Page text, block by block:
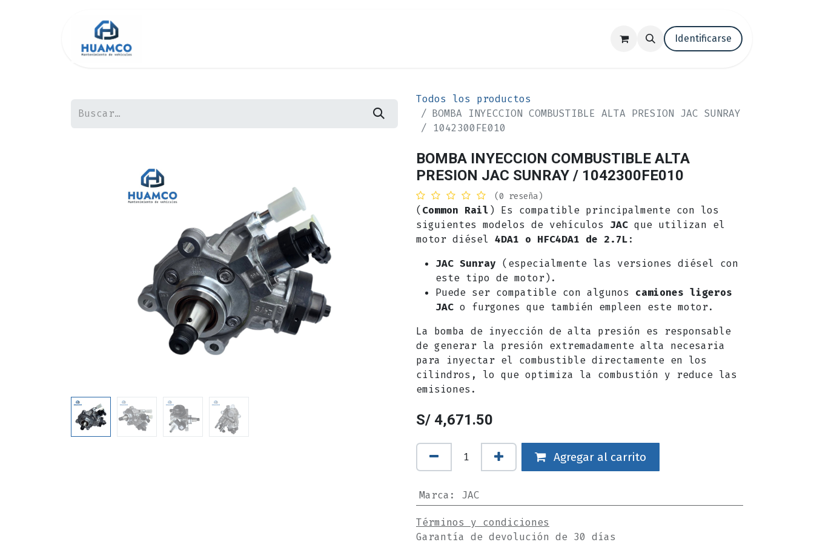
Trabaja con nosotros Blog
Identificarse
Todos los productos
BOMBA INYECCION COMBUSTIBLE ALTA PRESION JAC SUNRAY
/ 1042300FE010
BOMBA INYECCION COMBUSTIBLE ALTA
PRESION JAC SUNRAY / 1042300FE010
(0 reseña)
( Common Rail) Es compatible principalmente con los
siguientes modelos de vehículos JAC que utilizan el
motor diésel 4DA1 o HFC4DA1 de 2.7L:
JAC Sunray (especialmente las versiones diésel con
este tipo de motor).
Puede ser compatible con algunos camiones ligeros
JAC o furgones que también empleen este motor.
La bomba de inyección de alta presión es responsable
de generar la presión extremadamente alta necesaria
para inyectar el combustible directamente en los
cilindros, lo que optimiza la combustión y reduce las
emisiones.
S/ 4,671.50
Agregar al carrito
Marca : JAC
Términos y condiciones
Garantía de devolución de 30 días